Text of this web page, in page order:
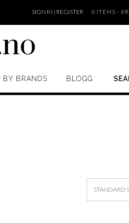
SIGN IN | REGISTER 0 ITEMS -
BY BRANDS BLOGG